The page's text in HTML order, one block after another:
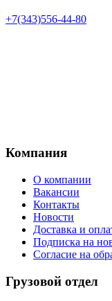
+7(343)556-44-80
Компания
О компании
Вакансии
Контакты
Новости
Доставка и
Подписка на
Согласие на
Грузовой отдел